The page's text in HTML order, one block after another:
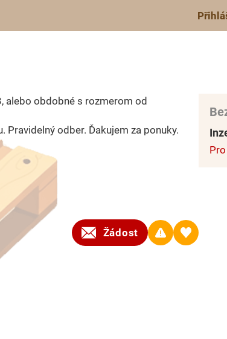
alebo obdobné s rozmerom od
Pravidelný odber. Ďakujem za ponuky.
Žádost